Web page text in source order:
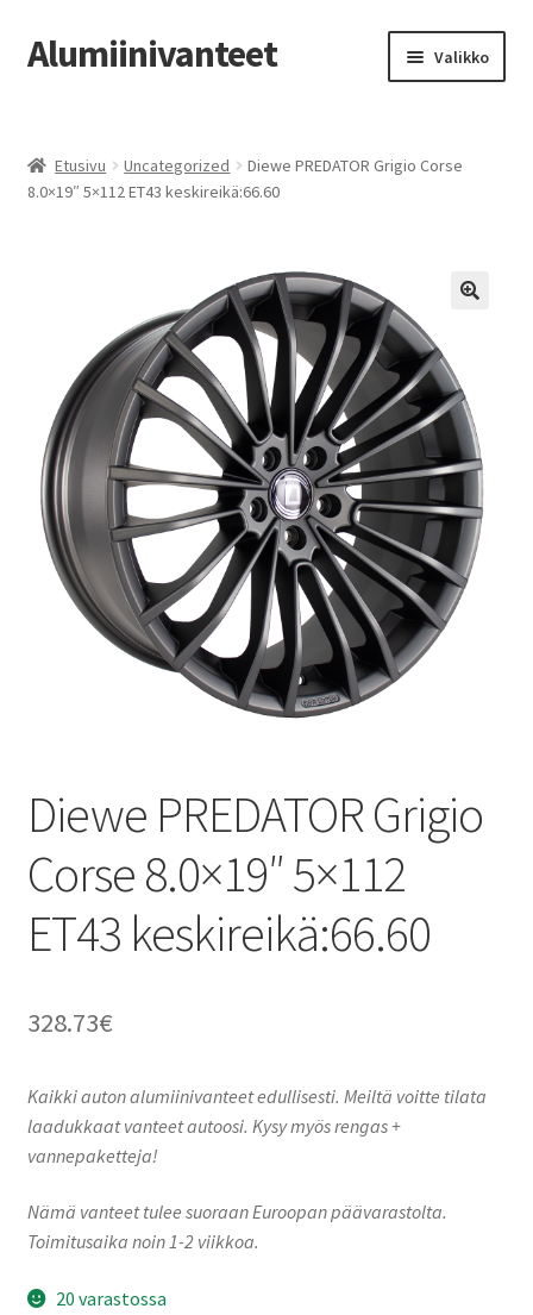
Siirry
navigointiin
Siirry
sisältöön
Alumiinivanteet Valikko
Kauppa
Vanteiden osto-opas
Auton renkaat
Yhteystiedot
Etusivu Uncategorized
Diewe PREDATOR Grigio Corse
8.0×19″ 5×112 ET43 keskireikä:66.60
Diewe PREDATOR Grigio
Corse 8.0×19″ 5×112
ET43 keskireikä:66.60
328.73€
Kaikki auton alumiinivanteet edullisesti. Meiltä voitte tilata
laadukkaat vanteet autoosi. Kysy myös rengas +
vannepaketteja!
Nämä vanteet tulee suoraan Euroopan päävarastolta.
Toimitusaika noin 1-2 viikkoa.
20 varastossa